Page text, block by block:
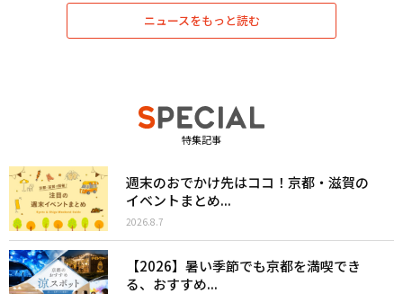
ニュースをもっと読む
特集記事
週末のおでかけ先はココ！京都・滋賀の
イベントまとめ...
2026.8.7
【2026】暑い季節でも京都を満喫でき
る、おすすめ...